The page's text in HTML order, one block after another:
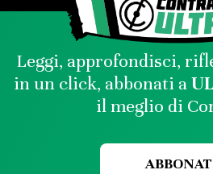
Leggi, approfondisci,
in un click, abbonati a
il meglio di